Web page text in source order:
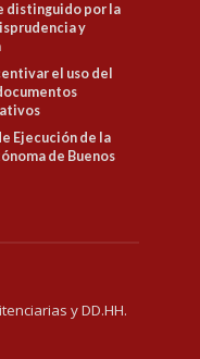
distinguido por la
y
el uso del
Ejecución de la
de Buenos
y DD.HH.